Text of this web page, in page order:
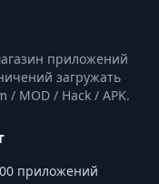
приложений
загружать
MOD / Hack / APK.
приложений